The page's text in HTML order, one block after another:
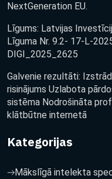
NextGeneration EU.
Līgums: Latvijas
Līguma Nr. 9.2- 17-L-
DIGI_2025_2625
Galvenie rezultāti:
risinājums Uzlabota
sistēma Nodrošināta
klātbūtne internetā
Kategorijas
Mākslīgā intelekta